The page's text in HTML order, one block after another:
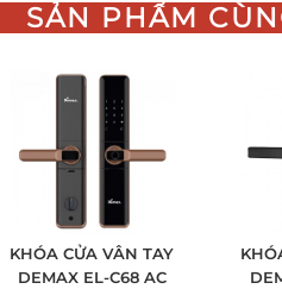
SẢN PHẨM
KHÓA CỬA VÂN TAY
DEMAX EL-C68 AC